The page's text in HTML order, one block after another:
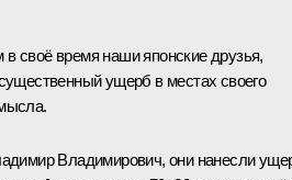
своё время наши японские друзья,
ущерб в местах своего
Владимирович, они нанесли